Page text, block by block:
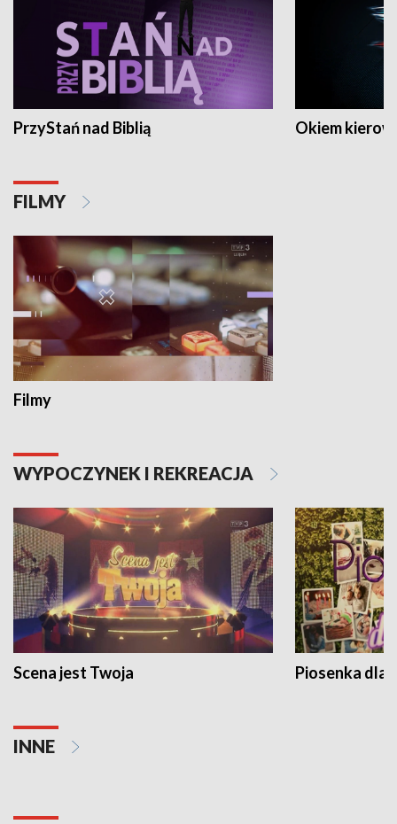
PrzyStań nad Biblią Okiem
FILMY
Filmy
WYPOCZYNEK I REKREACJA
Scena jest Twoja Piosenka dla
INNE